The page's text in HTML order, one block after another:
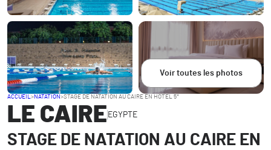
Voir toutes les photos
ACCUEIL>NATATION>STAGE DE NATATION AU CAIRE EN HOTEL 5*
LE CAIRE EGYPTE
STAGE DE NATATION AU CAIRE EN